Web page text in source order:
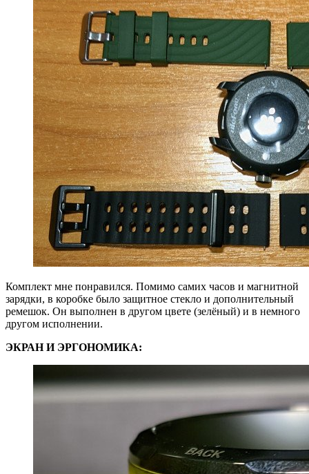
Комплект мне понравился. Помимо самих часов и магнитной
зарядки, в коробке было защитное стекло и дополнительный
ремешок. Он выполнен в другом цвете (зелёный) и в немного
другом исполнении.
ЭКРАН И ЭРГОНОМИКА: